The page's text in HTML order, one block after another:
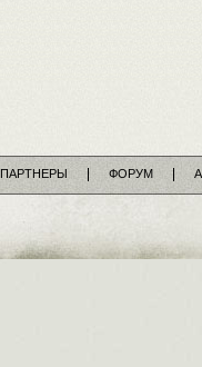
ПАРТНЕРЫ ФОРУМ